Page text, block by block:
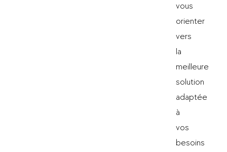
vous
orienter
vers
la
meilleure
solution
adaptée
à
vos
besoins